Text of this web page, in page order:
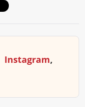
Instagram,